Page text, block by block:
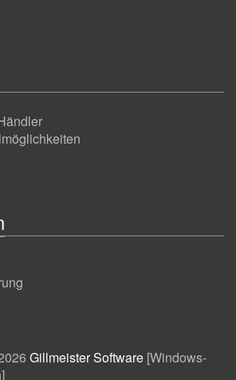
Gillmeister Software [Windows-
]